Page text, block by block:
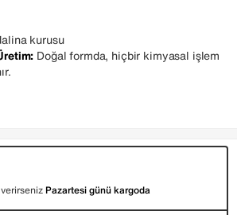
kurusu
Doğal formda, hiçbir kimyasal işlem
Pazartesi günü kargoda